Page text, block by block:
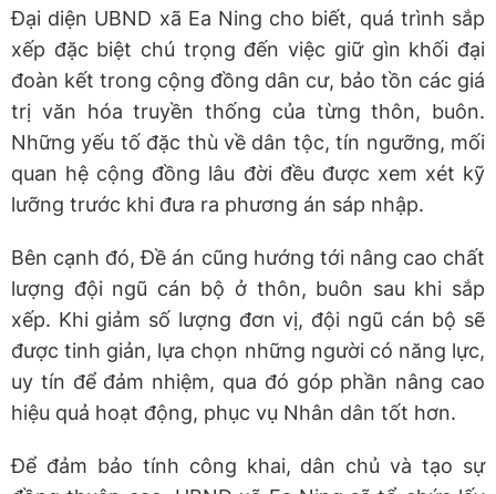
Đại diện UBND xã Ea Ning cho biết, quá trình sắp
xếp đặc biệt chú trọng đến việc giữ gìn khối đại
đoàn kết trong cộng đồng dân cư, bảo tồn các giá
trị văn hóa truyền thống của từng thôn, buôn.
Những yếu tố đặc thù về dân tộc, tín ngưỡng, mối
quan hệ cộng đồng lâu đời đều được xem xét kỹ
lưỡng trước khi đưa ra phương án sáp nhập.
Bên cạnh đó, Đề án cũng hướng tới nâng cao chất
lượng đội ngũ cán bộ ở thôn, buôn sau khi sắp
xếp. Khi giảm số lượng đơn vị, đội ngũ cán bộ sẽ
được tinh giản, lựa chọn những người có năng lực,
uy tín để đảm nhiệm, qua đó góp phần nâng cao
hiệu quả hoạt động, phục vụ Nhân dân tốt hơn.
Để đảm bảo tính công khai, dân chủ và tạo sự